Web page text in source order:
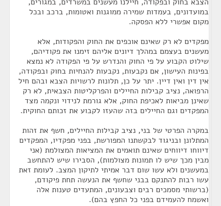
במועדונים, בעמדות שמירה ממוגנות ואטומות, ברכב ובכל
מקום אפשרי ללא הפסקה.
מפקדים לא רק שאינם אוכפים את החוק והפקודות, אלא
מעשנים בעצמם במהלך דיונים אליהם זימנו את פקודיהם,
שילוט הקבוע על פי החוק והנדרש על פי הפקודה לא נמצא
בפינות העישון, אם נקבעות, נקבעות להנחיות בחוק ובפקודה,
אין דין ואין דיין. יתר על כן, תלונות לרשויות הצבא ובהם חיל
הרפואה, נציב קבילות החיילים והפרקליטות הצבאית, לא רק
שאינן מביאות לאכיפת החוק, אלא גורמת לנידוי ונקמה מצד
המפקדים וגם החיילים בזה שהעזו לקבוע את זכותם החוקית.
במקרה הפרטי של בני, נציב קבילות החיילים, חשף את זהות
המתלונן ובניגוד לבקשתנו המפורשת, בפני מפקדיו, המפקדים
דיווחו דיווחים שאינם תואמים את המציאות המצולמת (אני
מבין מכך שיש לו תמונות מצולמות), הסבירו שיש להתחשב
במעשנים ולא עשו שום דבר אמיתי לתיקון המצב. לעומת זאת
עשו רבות להתנקם בבני שחשף את הנעשה תחת פיקודם,
(ברשותי מסמכים רבים וצבעונים, המתעדים טענות אלה
ואשמח להעמידם בפני כל החפץ בהם).